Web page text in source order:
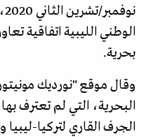
الوطني الليبية اتفاقية
بحرية.
وقال موقع "نورديك
البحرية، التي لم تعترف
الجرف القاري لتركيا-ليبيا